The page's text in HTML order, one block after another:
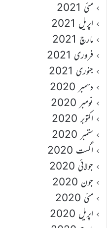
مئی 2021
اپریل 2021
مارچ 2021
فروری 2021
جنوری 2021
دسمبر 2020
نومبر 2020
اکتوبر 2020
ستمبر 2020
اگست 2020
جولائی 2020
جون 2020
مئی 2020
اپریل 2020